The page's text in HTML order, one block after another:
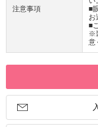
注意事項
■
お
■
※
意